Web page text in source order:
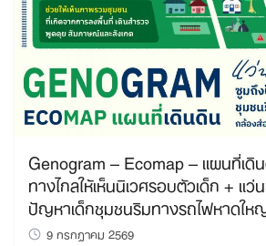
Genogram – Ecomap – แผนที่เ
ทางไกลให้เห็นนิเวศรอบตัวเด็ก + แ
ปัญหาเด็กชุมชนริมทางรถไฟหาดให
9 กรกฎาคม 2569